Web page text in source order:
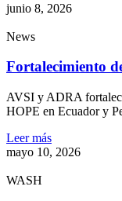
junio 8, 2026
News
Fortalecimiento
AVSI y ADRA
HOPE en Ecuador y
Leer más
mayo 10, 2026
WASH